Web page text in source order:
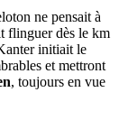
ne pensait à
flinguer dès le km
initiait le
et mettront
, toujours en vue